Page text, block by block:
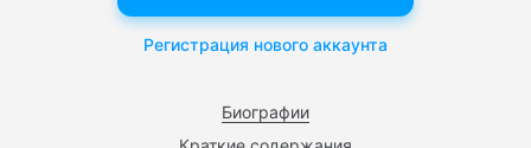
Биографии
Регистрация нового аккаунта